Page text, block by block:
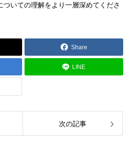
ついての理解をより一層深めてくださ
Share
LINE
次の記事